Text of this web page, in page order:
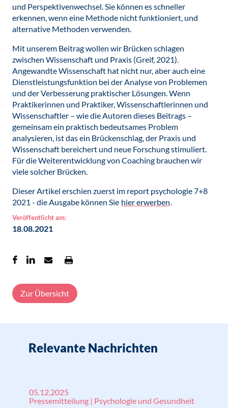
und Perspektivenwechsel. Sie können es schneller
erkennen, wenn eine Methode nicht funktioniert, und
alternative Methoden verwenden.
Mit unserem Beitrag wollen wir Brücken schlagen
zwischen Wissenschaft und Praxis (Greif, 2021).
Angewandte Wissenschaft hat nicht nur, aber auch eine
Dienstleistungsfunktion bei der Analyse von Problemen
und der Verbesserung praktischer Lösungen. Wenn
Praktikerinnen und Praktiker, Wissenschaftlerinnen und
Wissenschaftler – wie die Autoren dieses Beitrags –
gemeinsam ein praktisch bedeutsames Problem
analysieren, ist das ein Brückenschlag, der Praxis und
Wissenschaft bereichert und neue Forschung stimuliert.
Für die Weiterentwicklung von Coaching brauchen wir
viele solcher Brücken.
Dieser Artikel erschien zuerst im report psychologie 7+8
2021 - die Ausgabe können Sie hier erwerben.
Veröffentlicht am:
18.08.2021
Zur Übersicht
Relevante Nachrichten
05.12.2025
Pressemitteilung | Psychologie und Gesundheit